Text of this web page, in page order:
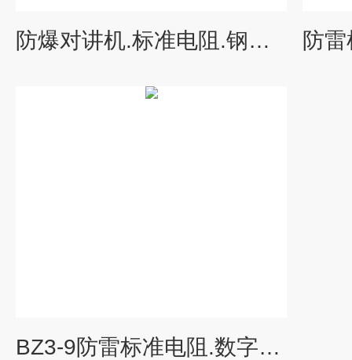
防爆对讲机.标准电阻.钢卷尺.游标卡尺
BZ3-9防雷标准电阻.数字万用表.可燃气体测试仪